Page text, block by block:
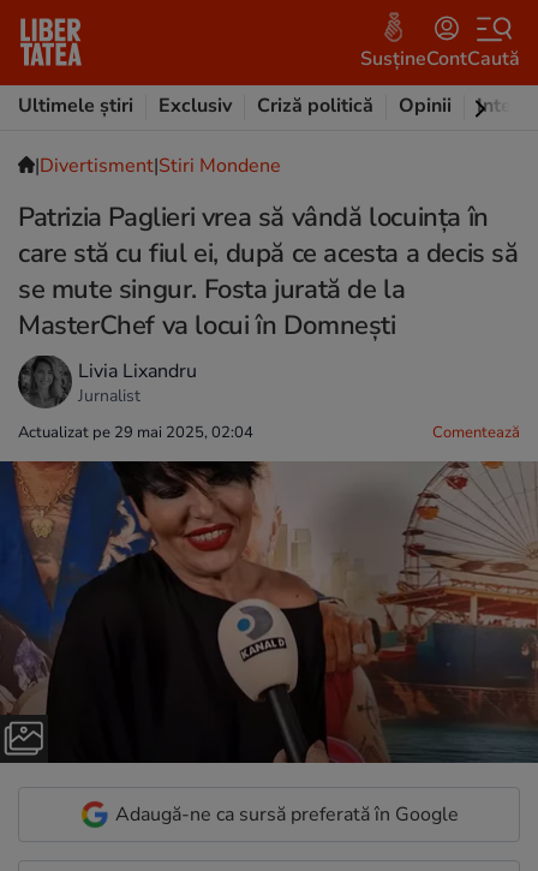
SusțineContCaută
Ultimele știri
Exclusiv Criză politică Opinii
|Divertisment|Stiri Mondene
Patrizia Paglieri vrea să vândă locuința în
care stă cu fiul ei, după ce acesta a decis să
se mute singur. Fosta jurată de la
MasterChef va locui în Domnești
Livia Lixandru
Jurnalist
Actualizat pe 29 mai 2025, 02:04 Comentează
Adaugă-ne ca sursă preferată în Google